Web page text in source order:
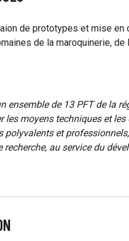
de prototypes et mise
de la maroquinerie,
ensemble de 13 PFT de la
les moyens techniques et
polyvalents et
au service du